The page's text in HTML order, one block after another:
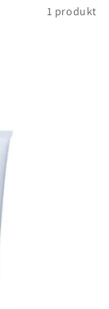
1 produkt